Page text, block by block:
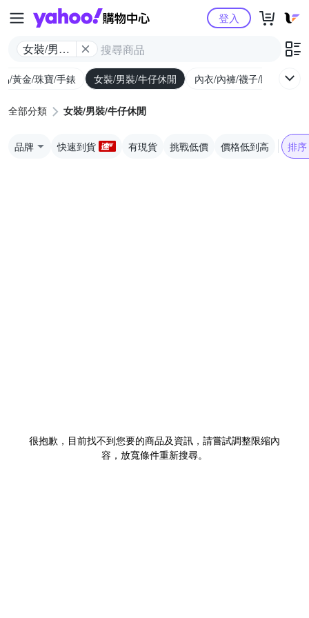
Yahoo購物中心
女裝/男裝/
登入
/黃金/珠寶/手錶 女裝/男裝/牛仔休閒 內衣/內褲/襪子/睡衣
全部分類 女裝/男裝/牛仔休閒
品牌 快速到貨 有現貨 挑戰低價 價格低到高 排序
很抱歉，目前找不到您要的商品及資訊，請嘗試調整限縮內
容，放寬條件重新搜尋。